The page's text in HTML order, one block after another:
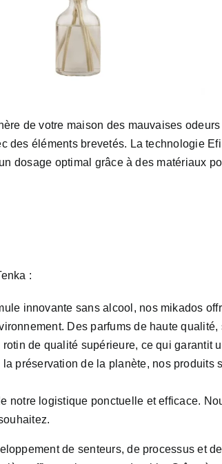
de votre maison des mauvaises
des éléments brevetés. La technologie
dosage optimal grâce à des matériaux
:
innovante sans alcool, nos mikados
Des parfums de haute qualité,
rotin de qualité supérieure, ce qui
la préservation de la planète, nos
notre logistique ponctuelle et efficace.
de senteurs, de processus et